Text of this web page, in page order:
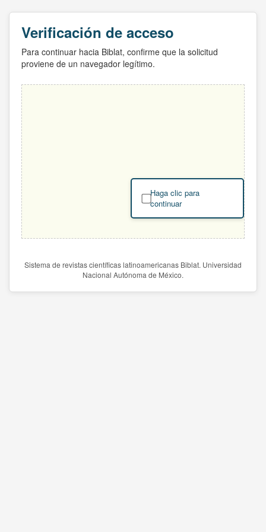
Verificación de acceso
Para continuar hacia Biblat, confirme que la solicitud
proviene de un navegador legítimo.
Haga clic para
continuar
Sistema de revistas científicas latinoamericanas Biblat. Universidad
Nacional Autónoma de México.